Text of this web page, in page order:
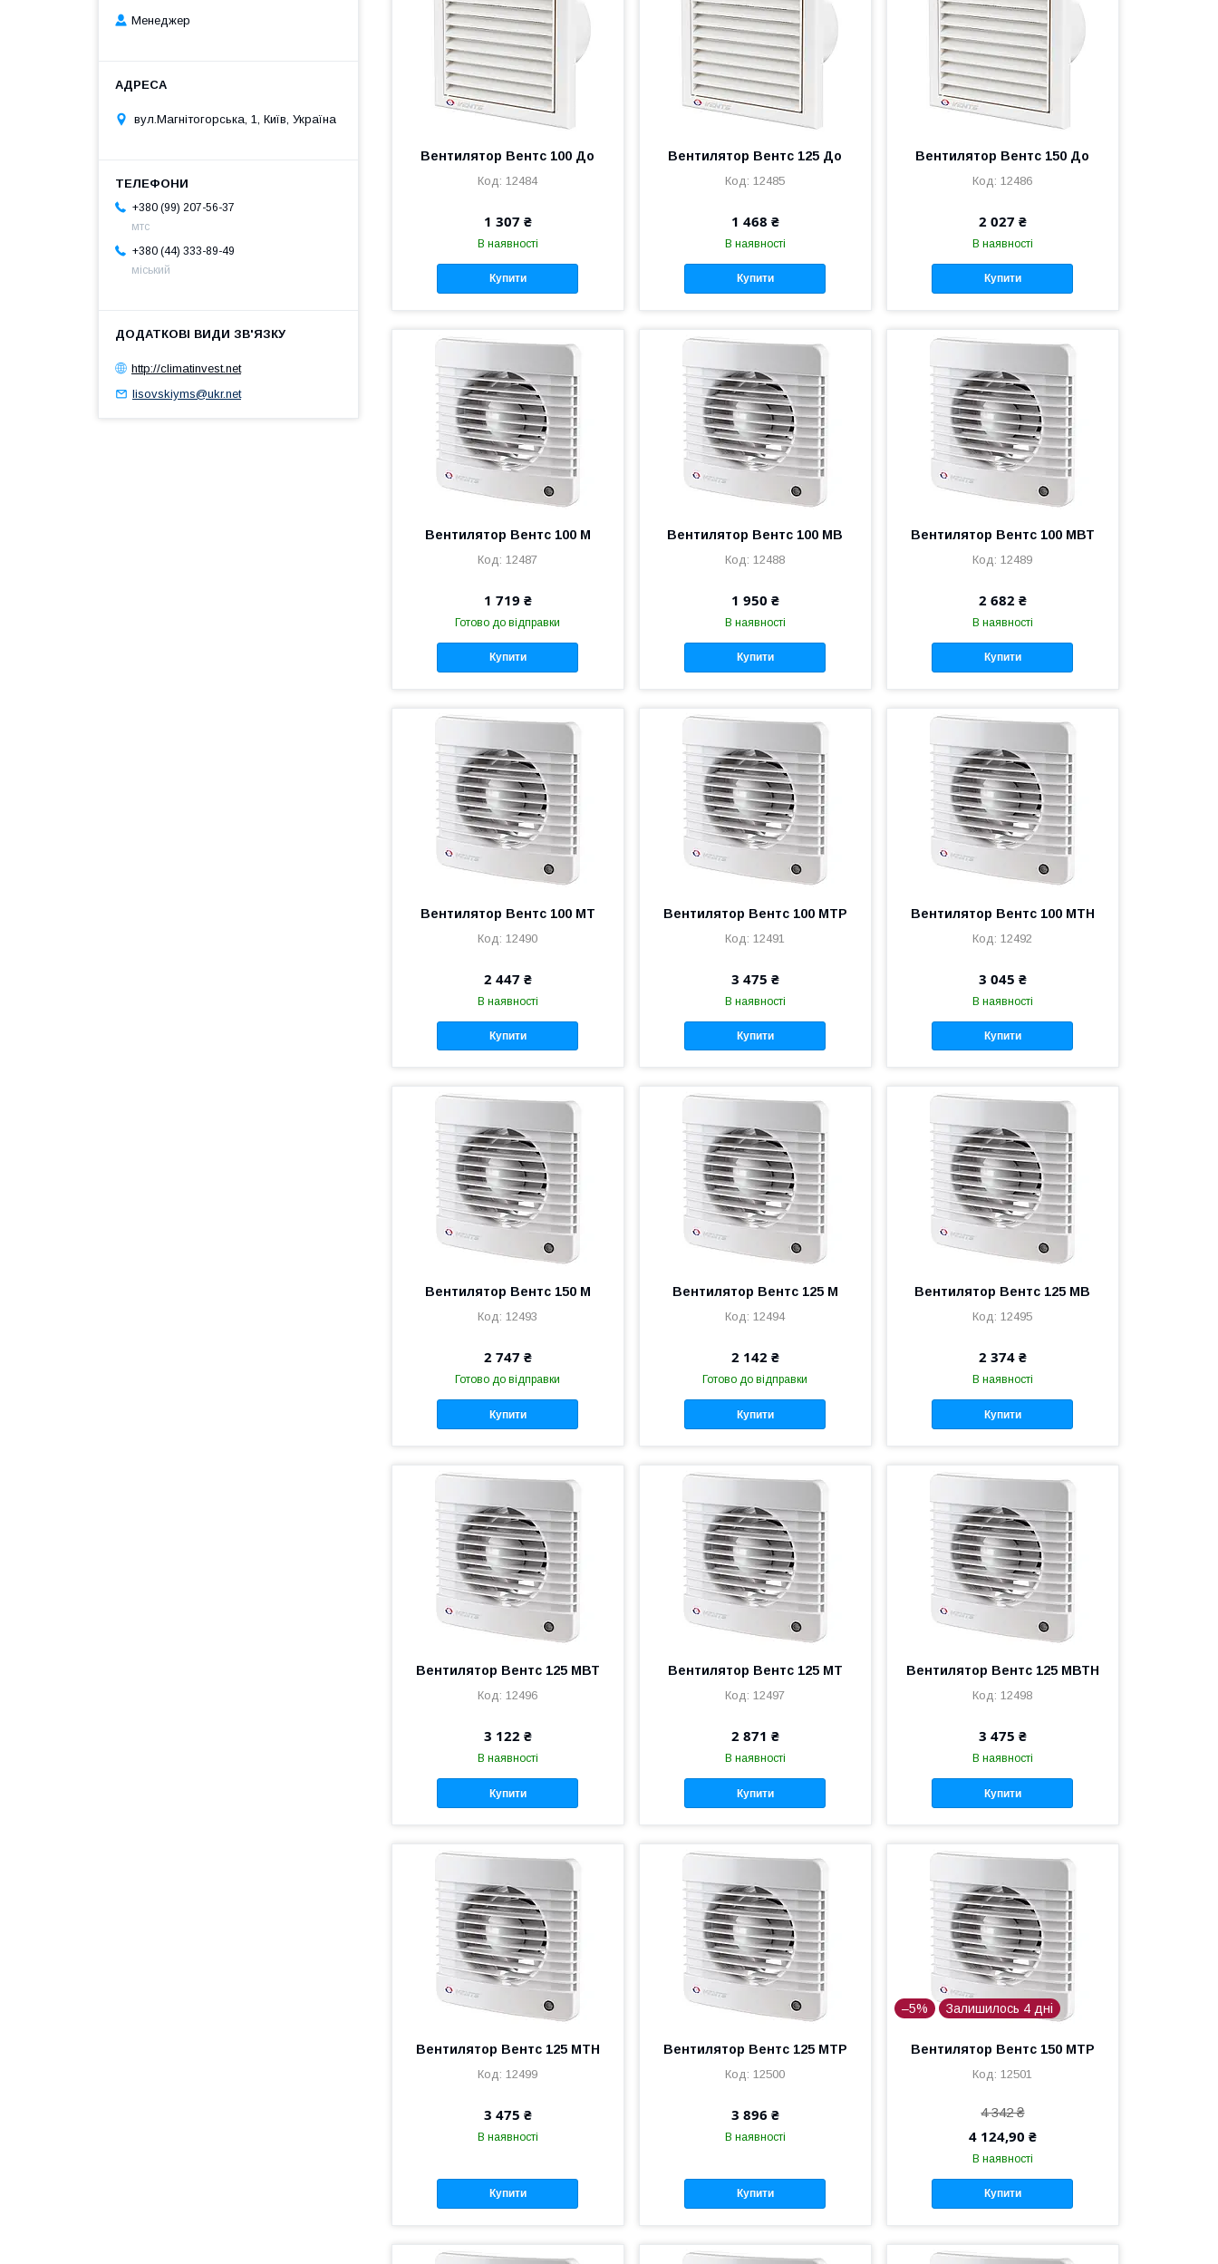
Вентилятор Вентс 100 До
12484
1 307 ₴
В наявності
Купити
Вентилятор Вентс 125 До
12485
1 468 ₴
В наявності
Купити
Вентилятор Вентс 150 До
12486
2 027 ₴
В наявності
Купити
Вентилятор Вентс 100 М
12487
1 719 ₴
Готово до відправки
Купити
Вентилятор Вентс 100 МВ
12488
1 950 ₴
В наявності
Купити
Вентилятор Вентс 100 МВТ
12489
2 682 ₴
В наявності
Купити
Вентилятор Вентс 100 МТ
12490
2 447 ₴
В наявності
Купити
Вентилятор Вентс 100 МТР
12491
3 475 ₴
В наявності
Купити
Вентилятор Вентс 100 МТН
12492
3 045 ₴
В наявності
Купити
Вентилятор Вентс 150 М
12493
2 747 ₴
Готово до відправки
Купити
Вентилятор Вентс 125 М
12494
2 142 ₴
Готово до відправки
Купити
Вентилятор Вентс 125 МВ
12495
2 374 ₴
В наявності
Купити
Вентилятор Вентс 125 МВТ
12496
3 122 ₴
В наявності
Купити
Вентилятор Вентс 125 МТ
12497
2 871 ₴
В наявності
Купити
Вентилятор Вентс 125 МВТН
12498
3 475 ₴
В наявності
Купити
Вентилятор Вентс 125 МТН
12499
3 475 ₴
В наявності
Купити
Вентилятор Вентс 125 МТР
12500
3 896 ₴
В наявності
Купити
–5% Залишилось 4 дні
Вентилятор Вентс 150 МТР
12501
4 342 ₴
4 124,90 ₴
В наявності
Купити
Менеджер
вул.Магнітогорська, 1, Київ, Україна
+380 (99) 207-56-37
мтс
+380 (44) 333-89-49
міський
http://climatinvest.net
lisovskiyms@ukr.net